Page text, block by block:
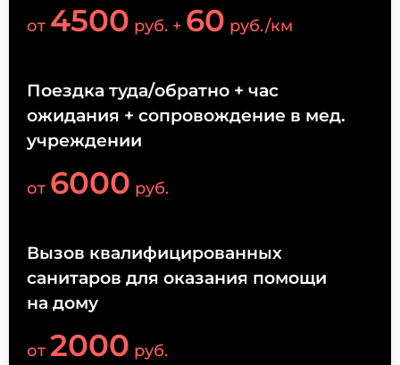
от 4500 руб. + 60 руб./км
Поездка туда/обратно + час
ожидания + сопровождение в мед.
учреждении
от 6000 руб.
Вызов квалифицированных
санитаров для оказания помощи
на дому
от 2000 руб.